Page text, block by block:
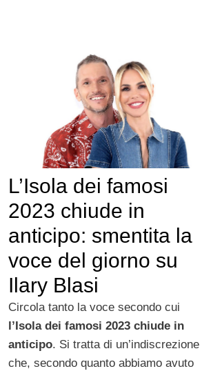
L’Isola dei famosi
2023 chiude in
anticipo: smentita la
voce del giorno su
Ilary Blasi
Circola tanto la voce secondo cui
l’Isola dei famosi 2023 chiude in
anticipo. Si tratta di un’indiscrezione
che, secondo quanto abbiamo avuto